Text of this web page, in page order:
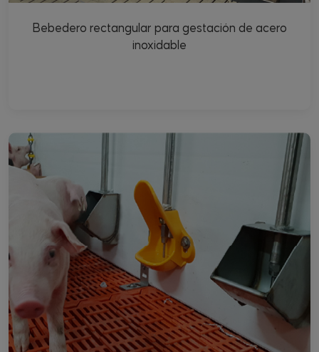
Bebedero rectangular para gestación de acero
inoxidable